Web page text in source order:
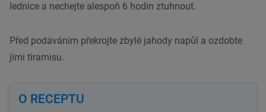
lednice a nechejte alespoň 6 hodin ztuhnout.
Před podáváním překrojte zbylé jahody napůl a ozdobte
jimi tiramisu.
O RECEPTU